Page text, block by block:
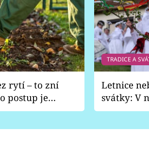
rytí – to zní
postup je
některé
TRADICE A
Letnice
svátky: V
pondělí